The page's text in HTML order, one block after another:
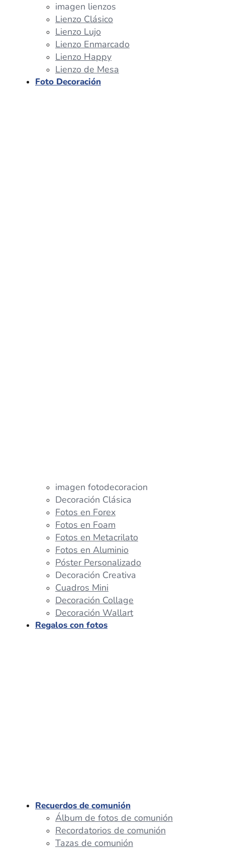
imagen lienzos
Lienzo Clásico
Lienzo Lujo
Lienzo Enmarcado
Lienzo Happy
Lienzo de Mesa
Foto Decoración
imagen fotodecoracion
Decoración Clásica
Fotos en Forex
Fotos en Foam
Fotos en Metacrilato
Fotos en Aluminio
Póster Personalizado
Decoración Creativa
Cuadros Mini
Decoración Collage
Decoración Wallart
Regalos con fotos
Recuerdos de comunión
Álbum de fotos de comunión
Recordatorios de comunión
Tazas de comunión